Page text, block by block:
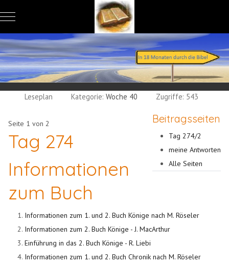
Mobile Menu Toggle
Leseplan Kategorie:Woche 40 Zugriffe: 543
Beitragsseiten
Tag 274/2
meine Antworten
Alle Seiten
Seite 1 von 2
Tag 274
Informationen
zum Buch
Informationen zum 1. und 2. Buch Könige nach M. Röseler
Informationen zum 2. Buch Könige - J. MacArthur
Einführung in das 2. Buch Könige - R. Liebi
Informationen zum 1. und 2. Buch Chronik nach M. Röseler